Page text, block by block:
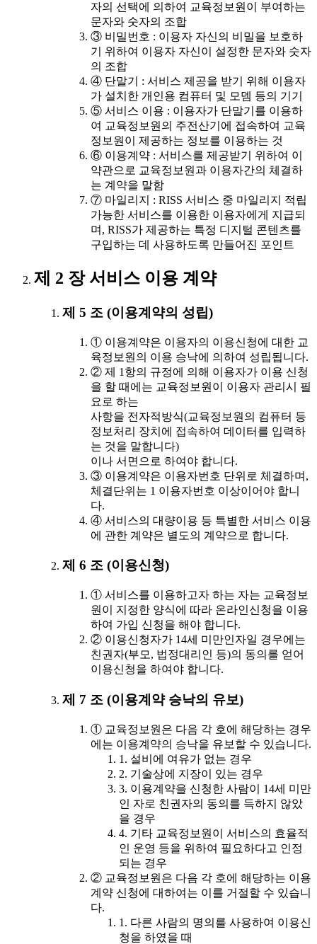
자의 선택에 의하여 교육정보원이 부여하는
문자와 숫자의 조합
③ 비밀번호 : 이용자 자신의 비밀을 보호하
기 위하여 이용자 자신이 설정한 문자와 숫자
의 조합
④ 단말기 : 서비스 제공을 받기 위해 이용자
가 설치한 개인용 컴퓨터 및 모뎀 등의 기기
⑤ 서비스 이용 : 이용자가 단말기를 이용하
여 교육정보원의 주전산기에 접속하여 교육
정보원이 제공하는 정보를 이용하는 것
⑥ 이용계약 : 서비스를 제공받기 위하여 이
약관으로 교육정보원과 이용자간의 체결하
는 계약을 말함
⑦ 마일리지 : RISS 서비스 중 마일리지 적립
가능한 서비스를 이용한 이용자에게 지급되
며, RISS가 제공하는 특정 디지털 콘텐츠를
구입하는 데 사용하도록 만들어진 포인트
제 2 장 서비스 이용 계약
제 5 조 (이용계약의 성립)
① 이용계약은 이용자의 이용신청에 대한 교
육정보원의 이용 승낙에 의하여 성립됩니다.
② 제 1항의 규정에 의해 이용자가 이용 신청
을 할 때에는 교육정보원이 이용자 관리시 필
요로 하는
사항을 전자적방식(교육정보원의 컴퓨터 등
정보처리 장치에 접속하여 데이터를 입력하
는 것을 말합니다)
이나 서면으로 하여야 합니다.
③ 이용계약은 이용자번호 단위로 체결하며,
체결단위는 1 이용자번호 이상이어야 합니
다.
④ 서비스의 대량이용 등 특별한 서비스 이용
에 관한 계약은 별도의 계약으로 합니다.
제 6 조 (이용신청)
① 서비스를 이용하고자 하는 자는 교육정보
원이 지정한 양식에 따라 온라인신청을 이용
하여 가입 신청을 해야 합니다.
② 이용신청자가 14세 미만인자일 경우에는
친권자(부모, 법정대리인 등)의 동의를 얻어
이용신청을 하여야 합니다.
제 7 조 (이용계약 승낙의 유보)
① 교육정보원은 다음 각 호에 해당하는 경우
에는 이용계약의 승낙을 유보할 수 있습니다.
1. 설비에 여유가 없는 경우
2. 기술상에 지장이 있는 경우
3. 이용계약을 신청한 사람이 14세 미만
인 자로 친권자의 동의를 득하지 않았
을 경우
4. 기타 교육정보원이 서비스의 효율적
인 운영 등을 위하여 필요하다고 인정
되는 경우
② 교육정보원은 다음 각 호에 해당하는 이용
계약 신청에 대하여는 이를 거절할 수 있습니
다.
1. 다른 사람의 명의를 사용하여 이용신
청을 하였을 때